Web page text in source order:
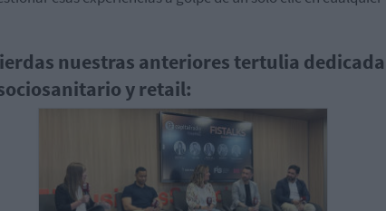
nuestras anteriores tertulia
y retail: